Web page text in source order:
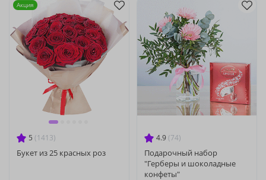
5 (1413)
Букет из 25 красных роз
Акция
4.9 (74)
Подарочный набор
"Герберы и шоколадные
конфеты"